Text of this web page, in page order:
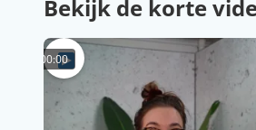
Bekijk de korte
00:00